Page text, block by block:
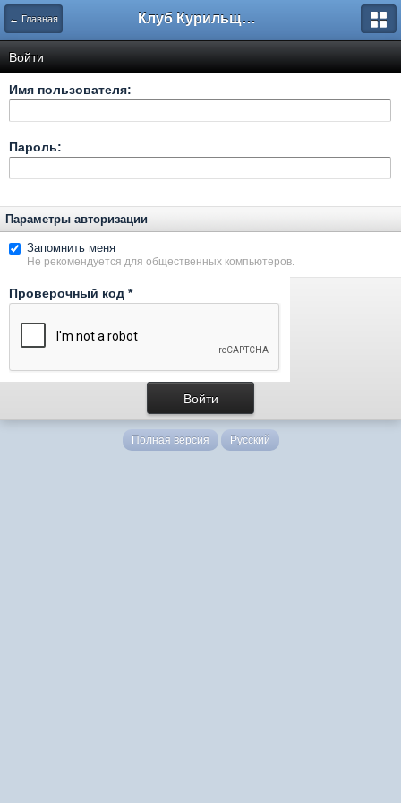
← Главная Клуб Курильщиков Трубки
Войти
Имя пользователя:
Пароль:
Параметры авторизации
Запомнить меня
Не рекомендуется для общественных компьютеров.
Проверочный код *
Полная версия Русский